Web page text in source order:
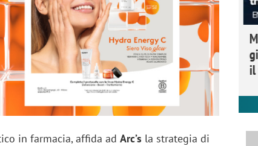
in farmacia, affida adArc’s la strategia di
un
a
Networking agli eventi: come la
startup Kicè punta a eliminare lo
"spreco di relazioni"
il